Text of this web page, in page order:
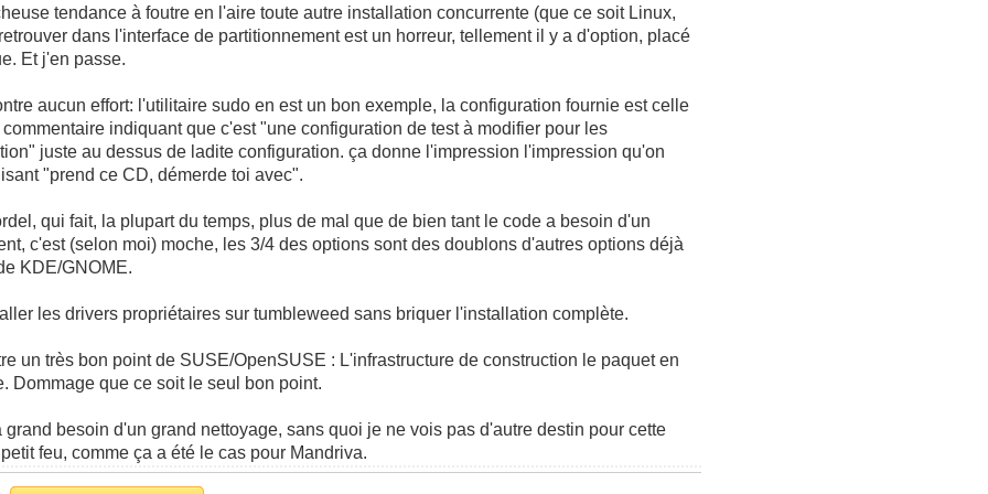
tendance à foutre en l'aire toute autre installation concurrente (que ce soit Linux,
dans l'interface de partitionnement est un horreur, tellement il y a d'option, placé
Et j'en passe.
aucun effort: l'utilitaire sudo en est un bon exemple, la configuration fournie est celle
indiquant que c'est "une configuration de test à modifier pour les
juste au dessus de ladite configuration. ça donne l'impression l'impression qu'on
"prend ce CD, démerde toi avec".
qui fait, la plupart du temps, plus de mal que de bien tant le code a besoin d'un
c'est (selon moi) moche, les 3/4 des options sont des doublons d'autres options déjà
KDE/GNOME.
les drivers propriétaires sur tumbleweed sans briquer l'installation complète.
un très bon point de SUSE/OpenSUSE : L'infrastructure de construction le paquet en
Dommage que ce soit le seul bon point.
besoin d'un grand nettoyage, sans quoi je ne vois pas d'autre destin pour cette
feu, comme ça a été le cas pour Mandriva.